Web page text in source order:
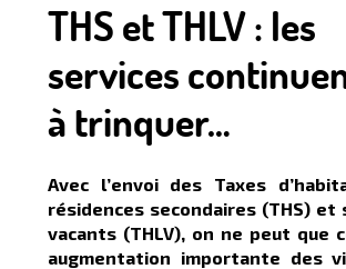
THS et THLV : les
services
à trinquer…
Avec l’envoi des Taxes
résidences secondaires (THS) et
vacants (THLV), on ne peut que
augmentation importante des